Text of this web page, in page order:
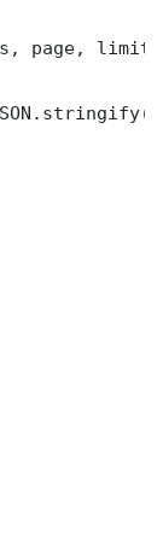
page,